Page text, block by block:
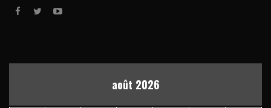
août 2026